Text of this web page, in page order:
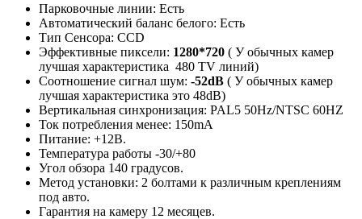
Парковочные линии: Есть
Автоматический баланс белого: Есть
Тип Сенсора: CCD
Эффективные пиксели: 1280*720 ( У обычных камер
лучшая характеристика 480 TV линий)
Соотношение сигнал шум: -52dB ( У обычных камер
лучшая характеристика это 48dB)
Вертикальная синхронизация: PAL5 50Hz/NTSC 60HZ
Ток потребления менее: 150mA
Питание: +12В.
Температура работы -30/+80
Угол обзора 140 градусов.
Метод установки: 2 болтами к различным креплениям
под авто.
Гарантия на камеру 12 месяцев.